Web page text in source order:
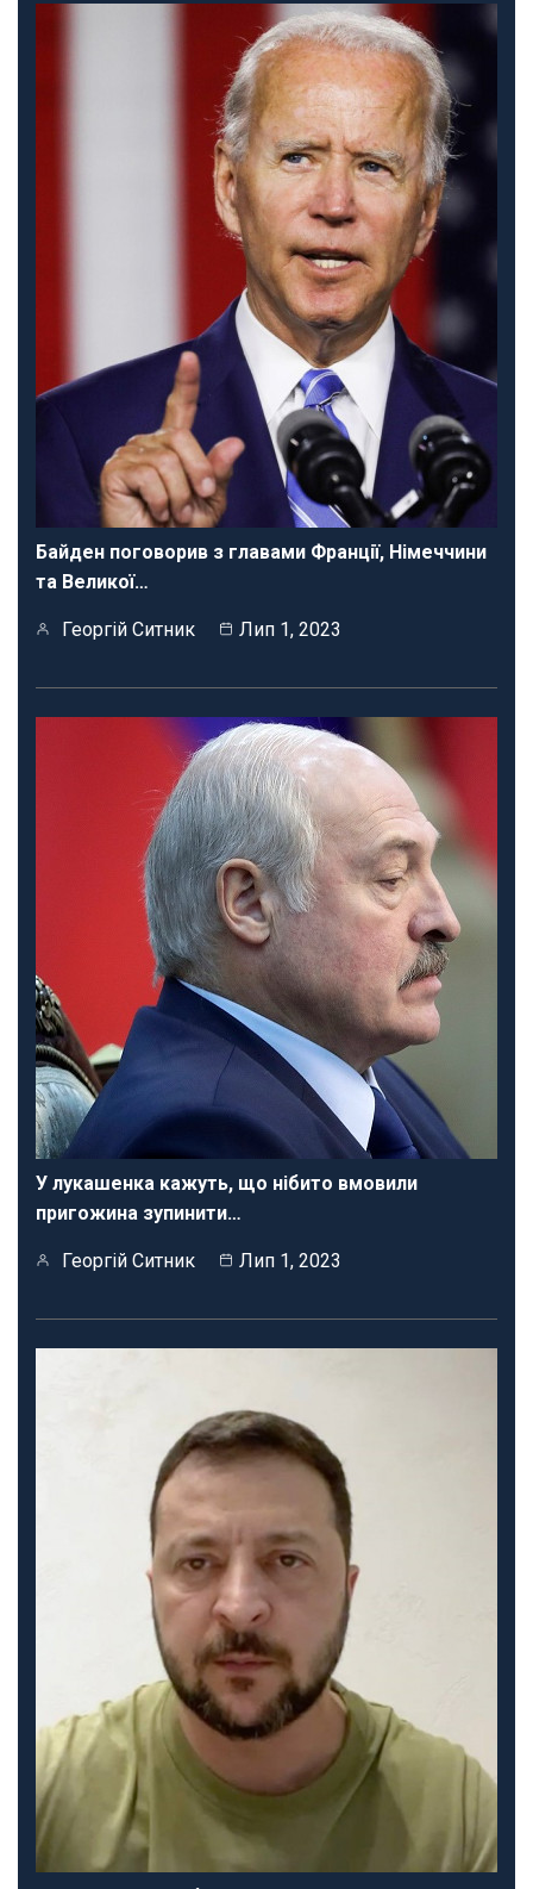
Байден поговорив з главами Франції, Німеччини
та Великої…
Георгій Ситник Лип 1, 2023
У лукашенка кажуть, що нібито вмовили
пригожина зупинити…
Георгій Ситник Лип 1, 2023